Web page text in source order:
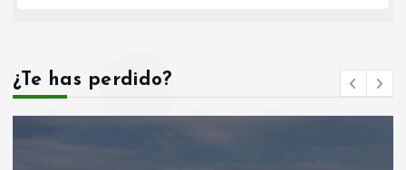
¿Te has perdido?